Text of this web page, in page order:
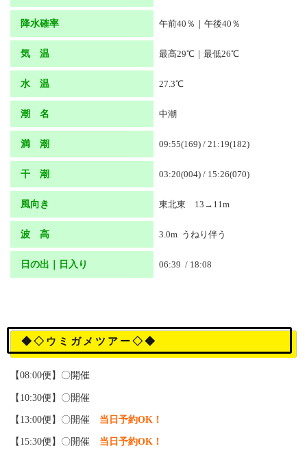
降水確率 午前40％｜午後40％
気 温 最高29℃｜最低26℃
水 温 27.3℃
潮 名 中潮
満 潮 09:55(169) / 21:19(182)
干 潮 03:20(004) / 15:26(070)
風向き 東北東 13→11m
波 高 3.0m うねり伴う
日の出｜日入り 06:39 / 18:08
◆◇ウミガメツアー◇◆
【08:00便】〇開催
【10:30便】〇開催
【13:00便】〇開催 当日予約OK！
【15:30便】〇開催 当日予約OK！